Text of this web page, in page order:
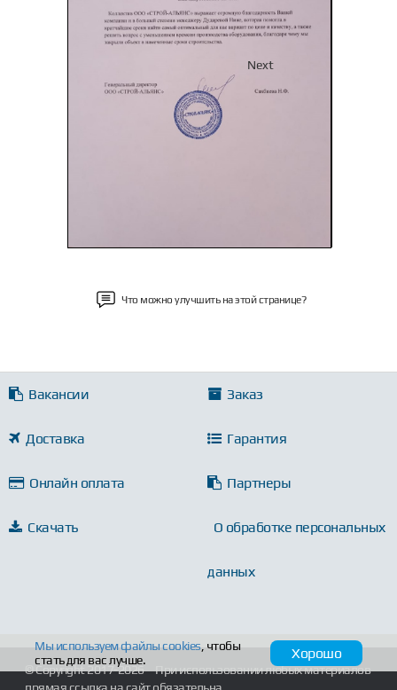
Next
Что можно улучшить на этой странице?
Вакансии Заказ
Доставка Гарантия
Онлайн оплата Партнеры
Скачать О обработке персональных
данных
© Copyright 2017-2026
При использовании любых материалов
Мы используем файлыcookies, чтобы
стать для вас лучше.
Хорошо